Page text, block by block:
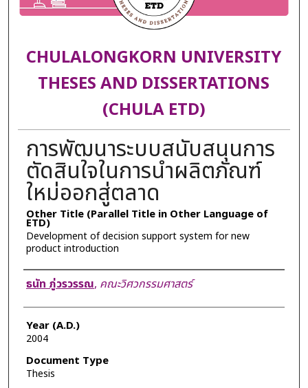
CHULALONGKORN UNIVERSITY
THESES AND DISSERTATIONS
(CHULA ETD)
การพัฒนาระบบสนับสนุนการ
ตัดสินใจในการนำผลิตภัณฑ์
ใหม่ออกสู่ตลาด
Other Title (Parallel Title in Other Language of
ETD)
Development of decision support system for new
product introduction
Author
ธนัท ภู่วรวรรณ, คณะวิศวกรรมศาสตร์
Year (A.D.)
2004
Document Type
Thesis